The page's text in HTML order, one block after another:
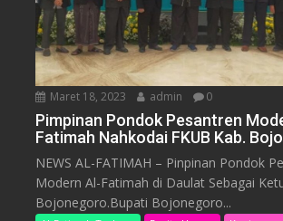
Maret 18, 2023 admin 0
Pimpinan Pondok Pesantren
Fatimah Nahkodai FKUB Kab.
NEWS AL-FATIMAH – Pinpinan Pondok
Modern Al-Fatimah di Daulat Sebagai
Bojonegoro.Bupati Bojonegoro...